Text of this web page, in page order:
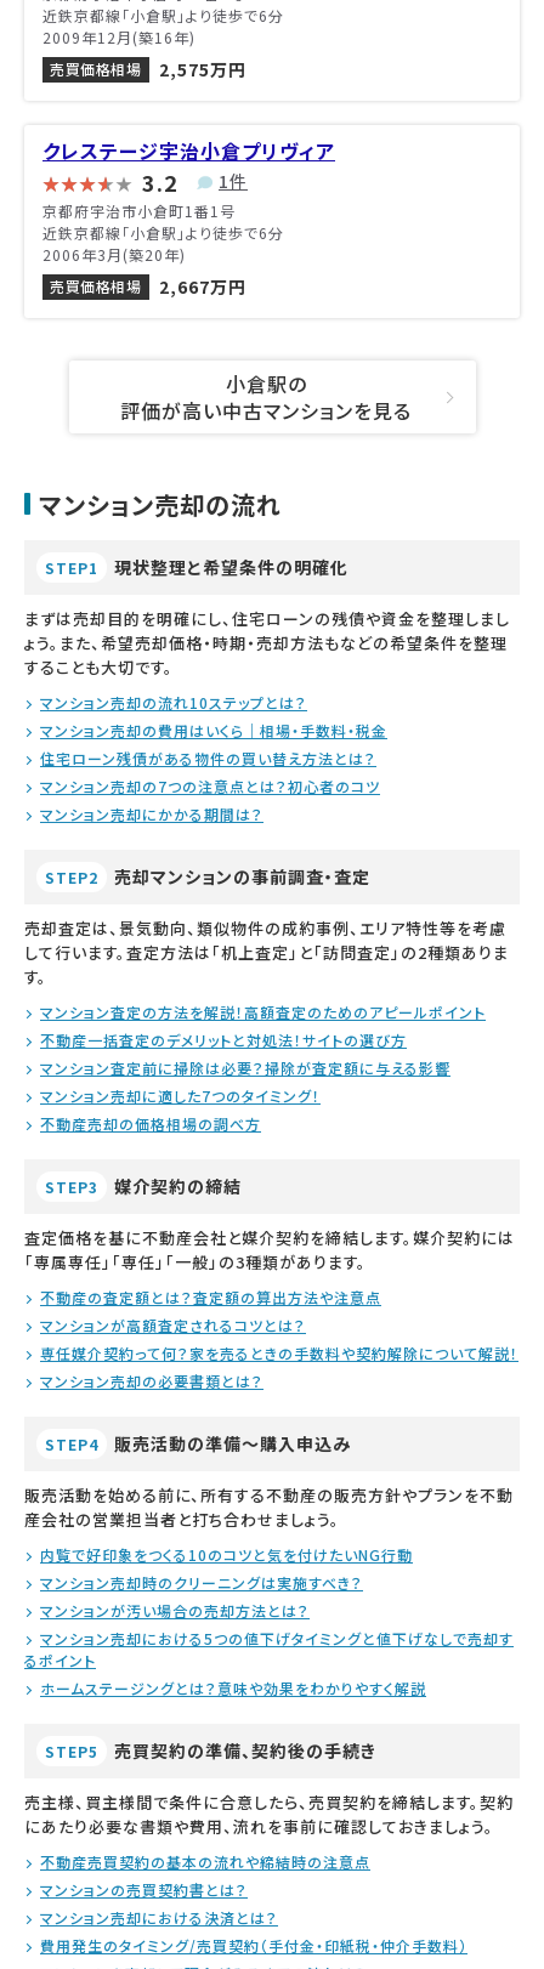
近鉄京都線「小倉駅」より徒歩で6分
2009年12月(築16年)
売買価格相場
2,575万円
クレステージ宇治小倉プリヴィア
3.2 1件
京都府宇治市小倉町1番1号
近鉄京都線「小倉駅」より徒歩で6分
2006年3月(築20年)
売買価格相場
2,667万円
小倉駅の
評価が高い中古マンションを見る
マンション売却の流れ
STEP1 現状整理と希望条件の明確化
まずは売却目的を明確にし、住宅ローンの残債や資金を整理しまし
ょう。また、希望売却価格・時期・売却方法もなどの希望条件を整理
することも大切です。
マンション売却の流れ10ステップとは？
マンション売却の費用はいくら｜相場・手数料・税金
住宅ローン残債がある物件の買い替え方法とは？
マンション売却の7つの注意点とは？初心者のコツ
マンション売却にかかる期間は？
STEP2 売却マンションの事前調査・査定
売却査定は、景気動向、類似物件の成約事例、エリア特性等を考慮
して行います。査定方法は「机上査定」と「訪問査定」の2種類ありま
す。
マンション査定の方法を解説！高額査定のためのアピールポイント
不動産一括査定のデメリットと対処法！サイトの選び方
マンション査定前に掃除は必要？掃除が査定額に与える影響
マンション売却に適した7つのタイミング！
不動産売却の価格相場の調べ方
STEP3 媒介契約の締結
査定価格を基に不動産会社と媒介契約を締結します。媒介契約には
「専属専任」「専任」「一般」の3種類があります。
不動産の査定額とは？査定額の算出方法や注意点
マンションが高額査定されるコツとは？
専任媒介契約って何？家を売るときの手数料や契約解除について解説！
マンション売却の必要書類とは？
STEP4 販売活動の準備～購入申込み
販売活動を始める前に、所有する不動産の販売方針やプランを不動
産会社の営業担当者と打ち合わせましょう。
内覧で好印象をつくる10のコツと気を付けたいNG行動
マンション売却時のクリーニングは実施すべき？
マンションが汚い場合の売却方法とは？
マンション売却における5つの値下げタイミングと値下げなしで売却す
るポイント
ホームステージングとは？意味や効果をわかりやすく解説
STEP5 売買契約の準備、契約後の手続き
売主様、買主様間で条件に合意したら、売買契約を締結します。契約
にあたり必要な書類や費用、流れを事前に確認しておきましょう。
不動産売買契約の基本の流れや締結時の注意点
マンションの売買契約書とは？
マンション売却における決済とは？
費用発生のタイミング/売買契約（手付金・印紙税・仲介手数料）